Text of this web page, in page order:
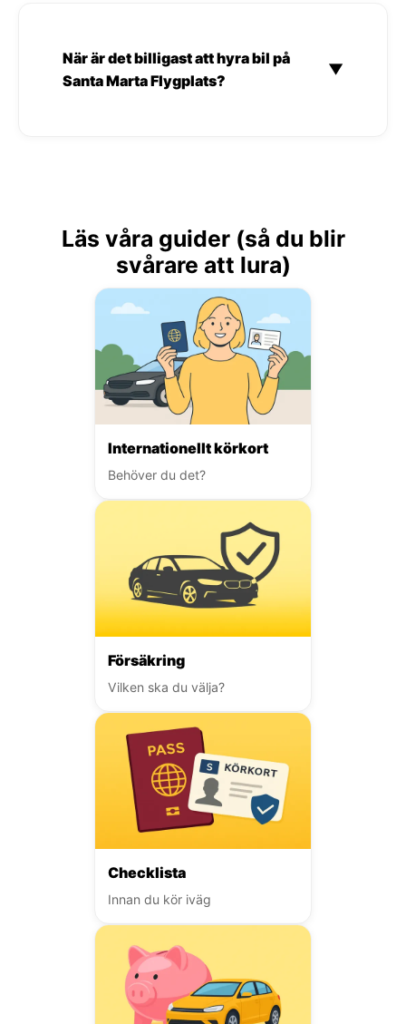
När är det billigast att hyra bil på
Santa Marta Flygplats?
▼
Läs våra guider (så du blir
svårare att lura)
Internationellt körkort
Behöver du det?
Försäkring
Vilken ska du välja?
Checklista
Innan du kör iväg